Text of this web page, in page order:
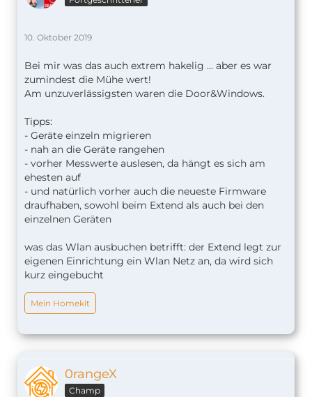
10. Oktober 2019
Bei mir was das auch extrem hakelig ... aber es war
zumindest die Mühe wert!
Am unzuverlässigsten waren die Door&Windows.
Tipps:
- Geräte einzeln migrieren
- nah an die Geräte rangehen
- vorher Messwerte auslesen, da hängt es sich am
ehesten auf
- und natürlich vorher auch die neueste Firmware
draufhaben, sowohl beim Extend als auch bei den
einzelnen Geräten
was das Wlan ausbuchen betrifft: der Extend legt zur
eigenen Einrichtung ein Wlan Netz an, da wird sich
kurz eingebucht
Mein Homekit
0rangeX
Champ